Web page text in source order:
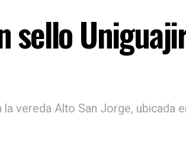
sello
vereda Alto San Jorge, ubicada